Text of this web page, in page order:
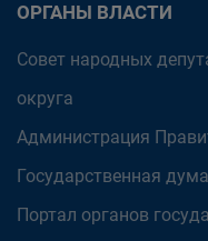
ОРГАНЫ ВЛАСТИ
Совет народных
округа
Администрация
Государственная
Портал органов